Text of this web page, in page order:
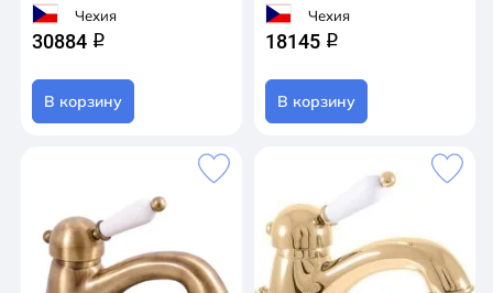
Чехия
30884 q
В корзину
Чехия
18145 q
В корзину